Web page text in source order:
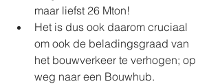
maar liefst 26 Mton!
Het is dus ook daarom cruciaal
om ook de beladingsgraad van
het bouwverkeer te verhogen; op
weg naar een Bouwhub.